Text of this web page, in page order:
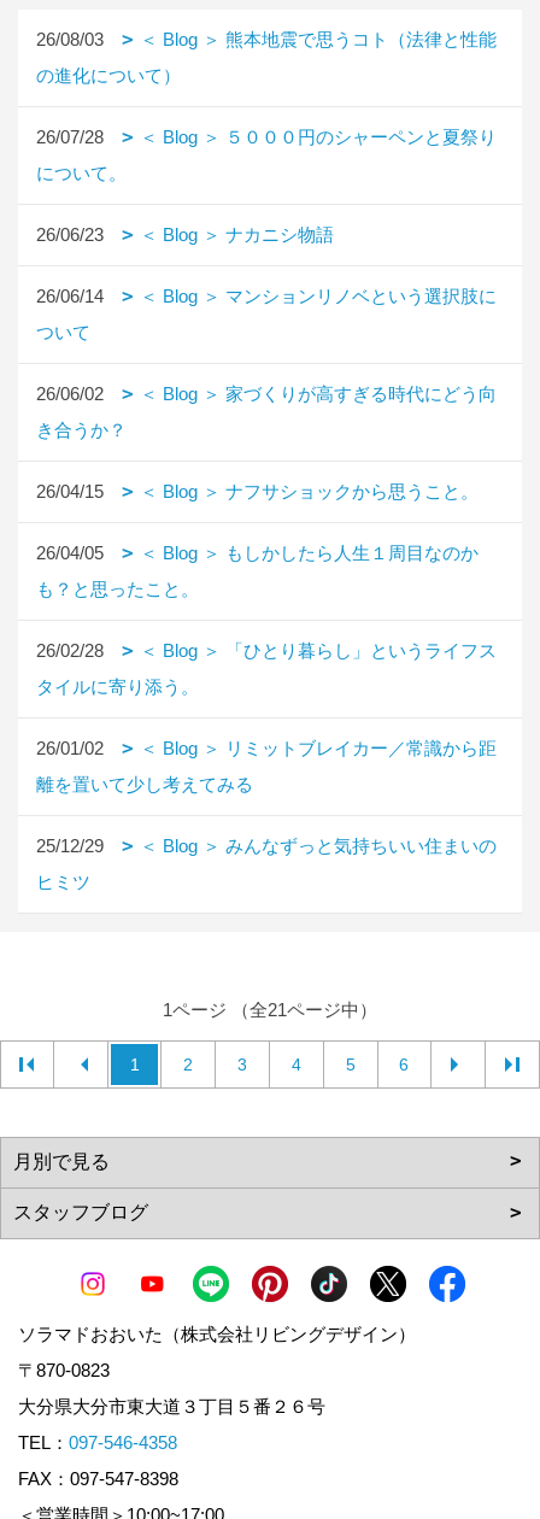
26/08/03
＜ Blog ＞ 熊本地震で思うコト（法律と性能
の進化について）
26/07/28
＜ Blog ＞ ５０００円のシャーペンと夏祭り
について。
26/06/23 ＜ Blog ＞ ナカニシ物語
26/06/14
＜ Blog ＞ マンションリノベという選択肢に
ついて
26/06/02
＜ Blog ＞ 家づくりが高すぎる時代にどう向
き合うか？
26/04/15 ＜ Blog ＞ ナフサショックから思うこと。
26/04/05
＜ Blog ＞ もしかしたら人生１周目なのか
も？と思ったこと。
26/02/28
＜ Blog ＞ 「ひとり暮らし」というライフス
タイルに寄り添う。
26/01/02
＜ Blog ＞ リミットブレイカー／常識から距
離を置いて少し考えてみる
25/12/29
＜ Blog ＞ みんなずっと気持ちいい住まいの
ヒミツ
1ページ （全21ページ中）
1 2 3 4 5 6
ソラマドおおいた（株式会社リビングデザイン）
〒870-0823
大分県大分市東大道３丁目５番２６号
TEL： 097-546-4358
FAX：097-547-8398
＜営業時間＞10:00~17:00